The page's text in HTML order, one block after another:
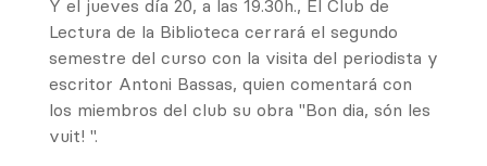
Y el jueves día 20, a las 19.30h., El Club de
Lectura de la Biblioteca cerrará el segundo
semestre del curso con la visita del periodista y
escritor Antoni Bassas, quien comentará con
los miembros del club su obra "Bon dia, són les
vuit! ".